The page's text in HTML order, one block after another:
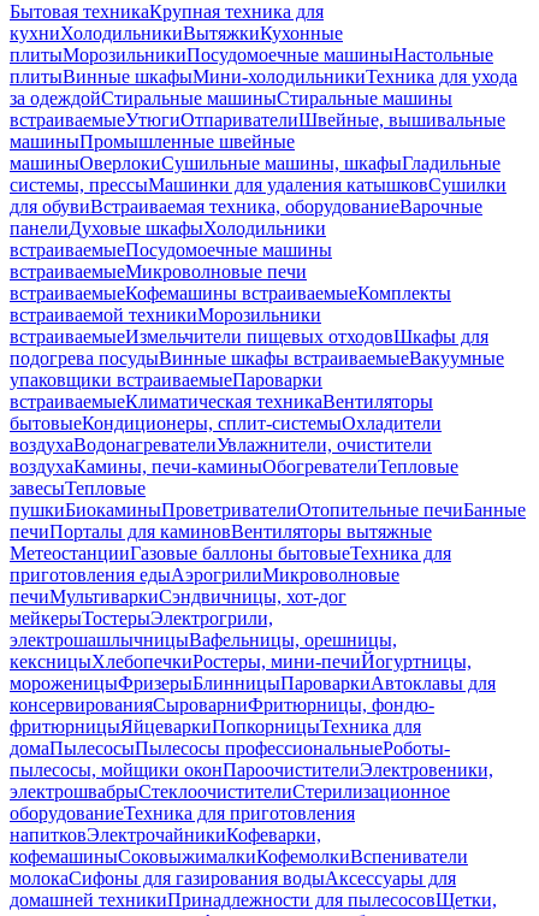
Бытовая техникаКрупная техника для
кухниХолодильникиВытяжкиКухонные
плитыМорозильникиПосудомоечные машиныНастольные
плитыВинные шкафыМини-холодильникиТехника для ухода
за одеждойСтиральные машиныСтиральные машины
встраиваемыеУтюгиОтпаривателиШвейные, вышивальные
машиныПромышленные швейные
машиныОверлокиСушильные машины, шкафыГладильные
системы, прессыМашинки для удаления катышковСушилки
для обувиВстраиваемая техника, оборудованиеВарочные
панелиДуховые шкафыХолодильники
встраиваемыеПосудомоечные машины
встраиваемыеМикроволновые печи
встраиваемыеКофемашины встраиваемыеКомплекты
встраиваемой техникиМорозильники
встраиваемыеИзмельчители пищевых отходовШкафы для
подогрева посудыВинные шкафы встраиваемыеВакуумные
упаковщики встраиваемыеПароварки
встраиваемыеКлиматическая техникаВентиляторы
бытовыеКондиционеры, сплит-системыОхладители
воздухаВодонагревателиУвлажнители, очистители
воздухаКамины, печи-каминыОбогревателиТепловые
завесыТепловые
пушкиБиокаминыПроветривателиОтопительные печиБанные
печиПорталы для каминовВентиляторы вытяжные
МетеостанцииГазовые баллоны бытовыеТехника для
приготовления едыАэрогрилиМикроволновые
печиМультиваркиСэндвичницы, хот-дог
мейкерыТостерыЭлектрогрили,
электрошашлычницыВафельницы, орешницы,
кексницыХлебопечкиРостеры, мини-печиЙогуртницы,
мороженицыФризерыБлинницыПароваркиАвтоклавы для
консервированияСыроварниФритюрницы, фондю-
фритюрницыЯйцеваркиПопкорницыТехника для
домаПылесосыПылесосы профессиональныеРоботы-
пылесосы, мойщики оконПароочистителиЭлектровеники,
электрошвабрыСтеклоочистителиСтерилизационное
оборудованиеТехника для приготовления
напитковЭлектрочайникиКофеварки,
кофемашиныСоковыжималкиКофемолкиВспениватели
молокаСифоны для газирования водыАксессуары для
домашней техникиПринадлежности для пылесосовЩетки,